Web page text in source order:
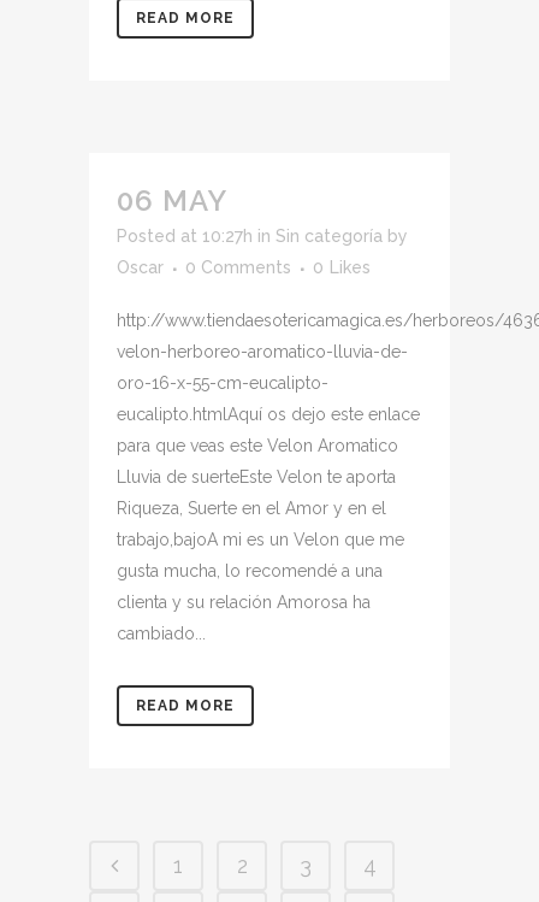
READ MORE
06 MAY
Posted at 10:27h in Sin categoría by
Oscar
0 Comments 0 Likes
http://www.tiendaesotericamagica.es/herboreos/
velon-herboreo-aromatico-lluvia-de-
oro-16-x-55-cm-eucalipto-
eucalipto.htmlAquí os dejo este enlace
para que veas este Velon Aromatico
Lluvia de suerteEste Velon te aporta
Riqueza, Suerte en el Amor y en el
trabajo,bajoA mi es un Velon que me
gusta mucha, lo recomendé a una
clienta y su relación Amorosa ha
cambiado...
READ MORE
1 2 3
4